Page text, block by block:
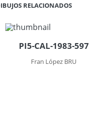
RELACIONADOS
PI5-CAL-1983-597
Fran López BRU